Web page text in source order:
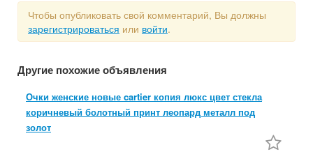
Чтобы опубликовать свой комментарий, Вы должны
зарегистрироваться или войти.
Другие похожие объявления
Очки женские новые cartier копия люкс цвет стекла
коричневый болотный принт леопард металл под
золот